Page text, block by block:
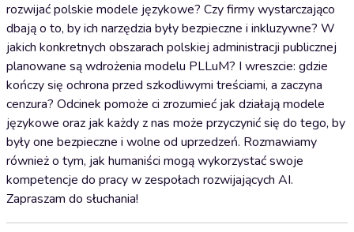
rozwijać polskie modele językowe? Czy firmy wystarczająco
dbają o to, by ich narzędzia były bezpieczne i inkluzywne? W
jakich konkretnych obszarach polskiej administracji publicznej
planowane są wdrożenia modelu PLLuM? I wreszcie: gdzie
kończy się ochrona przed szkodliwymi treściami, a zaczyna
cenzura? Odcinek pomoże ci zrozumieć jak działają modele
językowe oraz jak każdy z nas może przyczynić się do tego, by
były one bezpieczne i wolne od uprzedzeń. Rozmawiamy
również o tym, jak humaniści mogą wykorzystać swoje
kompetencje do pracy w zespołach rozwijających AI.
Zapraszam do słuchania!